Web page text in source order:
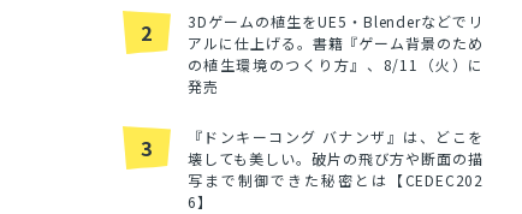
2
3Dゲームの植生をUE5・Blenderなどでリ
アルに仕上げる。書籍『ゲーム背景のため
の植生環境のつくり方』、8/11（火）に
発売
3
『ドンキーコング バナンザ』は、どこを
壊しても美しい。破片の飛び方や断面の描
写まで制御できた秘密とは【CEDEC202
6】